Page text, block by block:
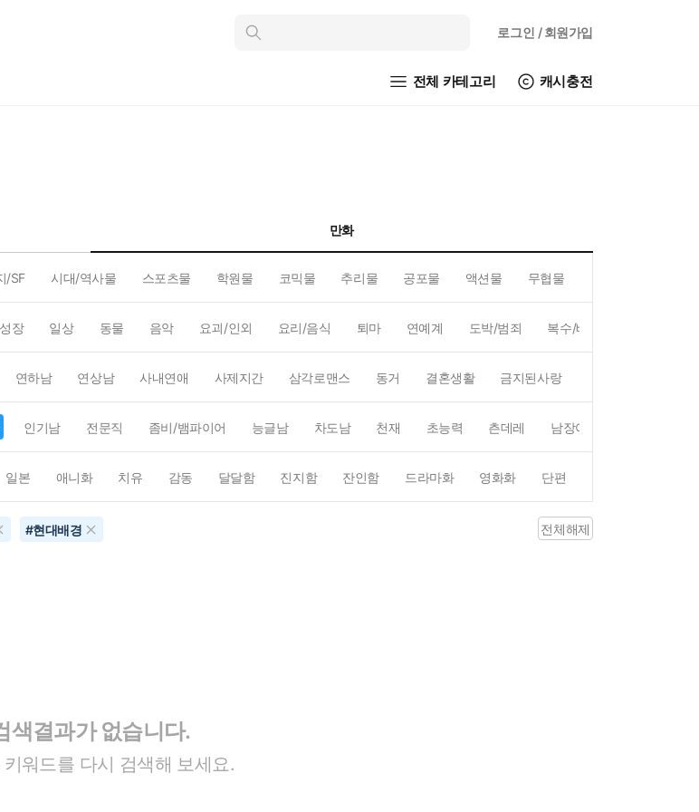
인
로그인 / 회원가입
전체 카테고리 캐시충전
만화
/SF 시대/역사물 스포츠물 학원물 코믹물 추리물 공포물 액션물 무협물
성장 일상 동물 음악 요괴/인외 요리/음식 퇴마 연예계 도박/범죄 복수/배신
연하남 연상남 사내연애 사제지간 삼각로맨스 동거 결혼생활 금지된사랑
인기남 전문직 좀비/뱀파이어 능글남 차도남 천재 초능력 츤데레 남장여자
일본 애니화 치유 감동 달달함 진지함 잔인함 드라마화 영화화 단편
#현대배경 전체해제
색결과가 없습니다.
키워드를 다시 검색해 보세요.